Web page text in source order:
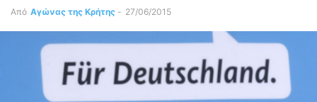
Από Αγώνας της Κρήτης - 27/06/2015